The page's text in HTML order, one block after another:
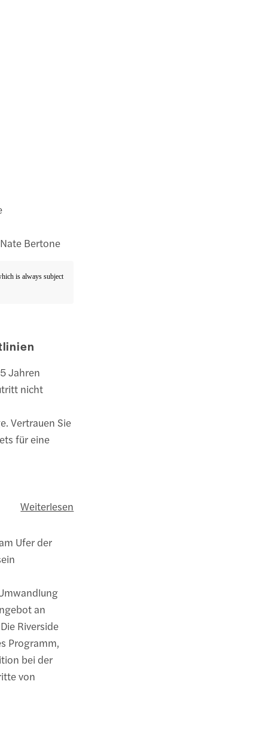
Bertone
is always subject
Jahren
nicht
Vertrauen Sie
für eine
Weiterlesen
Ufer der
an
Riverside
Programm,
bei der
von